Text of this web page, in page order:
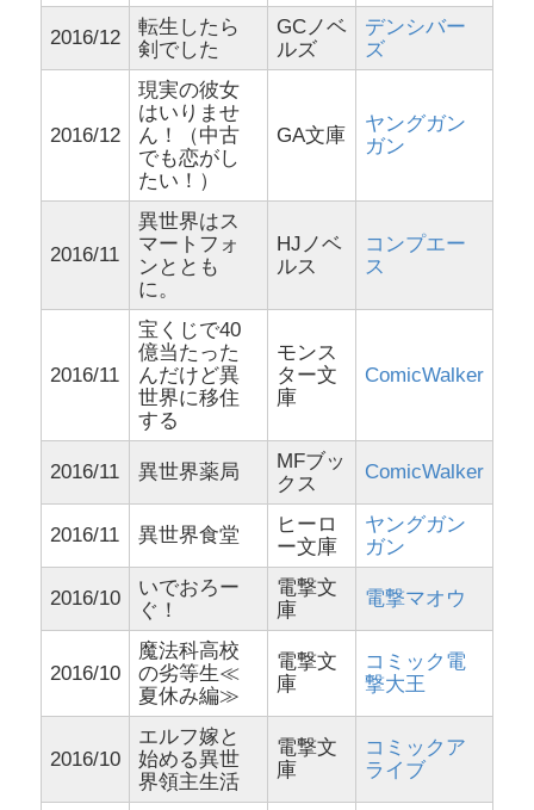
2016/12
転生したら
剣でした
GCノベ
ルズ
デンシバー
ズ
2016/12
現実の彼女
はいりませ
ん！（中古
でも恋がし
たい！）
GA文庫
ヤングガン
ガン
2016/11
異世界はス
マートフォ
ンととも
に。
HJノベ
ルス
コンプエー
ス
2016/11
宝くじで40
億当たった
んだけど異
世界に移住
する
モンス
ター文
庫
ComicWalker
2016/11 異世界薬局
MFブッ
クス
ComicWalker
2016/11 異世界食堂
ヒーロ
ー文庫
ヤングガン
ガン
2016/10
いでおろー
ぐ！
電撃文
庫
電撃マオウ
2016/10
魔法科高校
の劣等生≪
夏休み編≫
電撃文
庫
コミック電
撃大王
2016/10
エルフ嫁と
始める異世
界領主生活
電撃文
庫
コミックア
ライブ